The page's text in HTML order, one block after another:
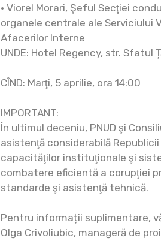
• Viorel Morari, Şeful Secţiei
organele centrale ale Serviciului
Afacerilor Interne
UNDE: Hotel Regency, str. Sfatul
CÎND: Marţi, 5 aprilie, ora 14:00
IMPORTANT:
În ultimul deceniu, PNUD şi
asistenţă considerabilă
capacităţilor instituţionale şi
combatere eficientă a corupţiei
standarde şi asistenţă tehnică.
Pentru informații suplimentare,
Olga Crivoliubic, manageră de